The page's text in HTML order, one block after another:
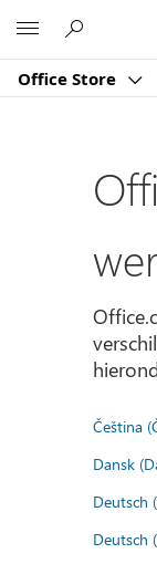
Office Store
Čeština
Dansk
Deutsch
Deutsch